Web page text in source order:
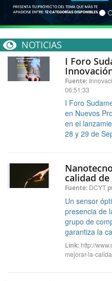
NOTICIAS
I Foro
Fuente:
06:51:33
I Foro
en Nuevos
en el
28 y 29 de
calidad
Fuente: DCYT
Un sensor
presencia de
grupo de
garantiza la
Link: http://
mejorar-la-